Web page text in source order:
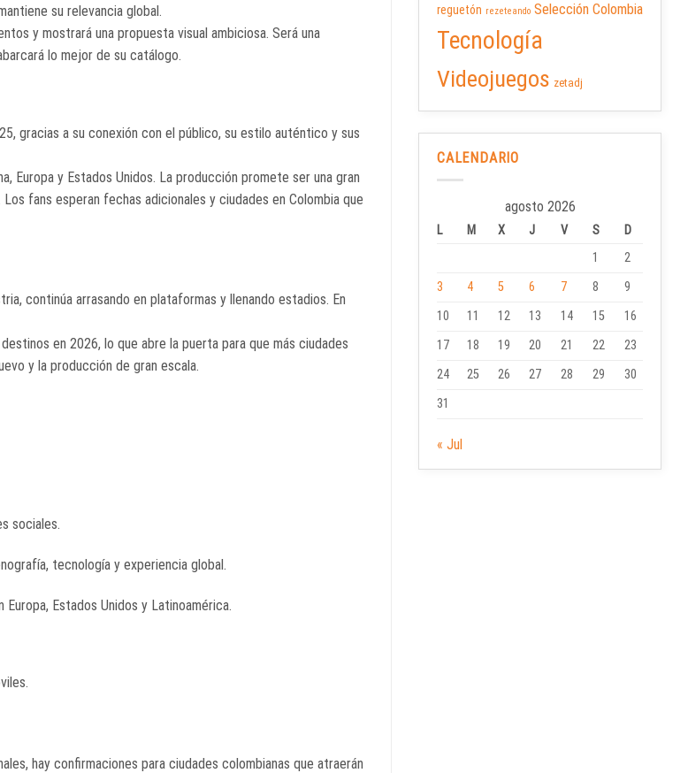
su relevancia global.
y mostrará una propuesta visual ambiciosa. Será una
lo mejor de su catálogo.
gracias a su conexión con el público, su estilo auténtico y sus
Europa y Estados Unidos. La producción promete ser una gran
fans esperan fechas adicionales y ciudades en Colombia que
continúa arrasando en plataformas y llenando estadios. En
en 2026, lo que abre la puerta para que más ciudades
y la producción de gran escala.
sociales.
tecnología y experiencia global.
Estados Unidos y Latinoamérica.
hay confirmaciones para ciudades colombianas que atraerán
reguetón rezeteando Selección Colombia
Tecnología
Videojuegos zetadj
CALENDARIO
agosto 2026
L M X J V S
D
1
2
3
4 5 6 7 8
9
10
11 12 13 14 15
16
17
18 19 20 21 22
23
24
25 26 27 28 29
30
31
« Jul